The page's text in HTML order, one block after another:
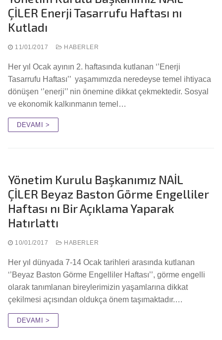
ÇİLER Enerji Tasarrufu Haftası nı
Kutladı
11/01/2017 HABERLER
Her yıl Ocak ayının 2. haftasında kutlanan ‘’Enerji
Tasarrufu Haftası’’ yaşamımızda neredeyse temel ihtiyaca
dönüşen ‘’enerji’’ nin önemine dikkat çekmektedir. Sosyal
ve ekonomik kalkınmanın temel…
DEVAMI >
Yönetim Kurulu Başkanımız NAİL
ÇİLER Beyaz Baston Görme Engelliler
Haftası nı Bir Açıklama Yaparak
Hatırlattı
10/01/2017 HABERLER
Her yıl dünyada 7-14 Ocak tarihleri arasında kutlanan
‘’Beyaz Baston Görme Engelliler Haftası’’, görme engelli
olarak tanımlanan bireylerimizin yaşamlarına dikkat
çekilmesi açısından oldukça önem taşımaktadır.…
DEVAMI >